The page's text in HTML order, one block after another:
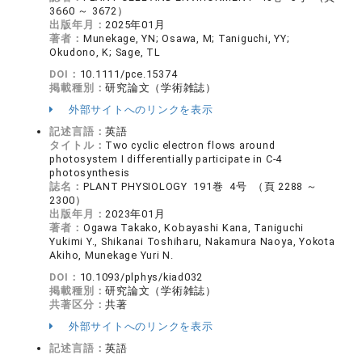
3660 ～ 3672）
出版年月：2025年01月
著者： Munekage, YN; Osawa, M; Taniguchi, YY;
Okudono, K; Sage, TL
DOI： 10.1111/pce.15374
掲載種別：研究論文（学術雑誌）
外部サイトへのリンクを表示
記述言語：英語
タイトル： Two cyclic electron flows around
photosystem I differentially participate in C-4
photosynthesis
誌名： PLANT PHYSIOLOGY 191巻 4号 （頁 2288 ～
2300）
出版年月：2023年01月
著者： Ogawa Takako, Kobayashi Kana, Taniguchi
Yukimi Y., Shikanai Toshiharu, Nakamura Naoya, Yokota
Akiho, Munekage Yuri N.
DOI： 10.1093/plphys/kiad032
掲載種別：研究論文（学術雑誌）
共著区分：共著
外部サイトへのリンクを表示
記述言語：英語